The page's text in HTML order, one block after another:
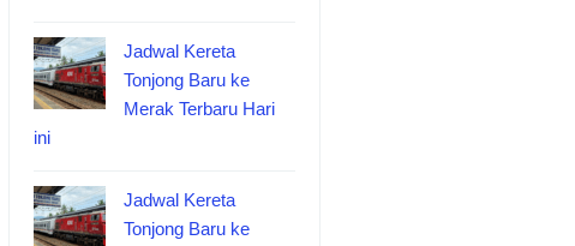
Jadwal Kereta
Tonjong Baru ke
Merak Terbaru Hari
ini
Jadwal Kereta
Tonjong Baru ke